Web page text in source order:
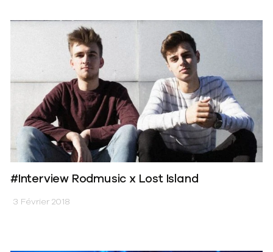
#Interview Rodmusic x Lost Island
3 Février 2018